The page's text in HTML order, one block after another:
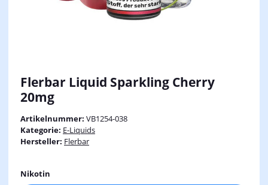
Flerbar Liquid Sparkling Cherry
20mg
Artikelnummer: VB1254-038
Kategorie: E-Liquids
Hersteller: Flerbar
Nikotin